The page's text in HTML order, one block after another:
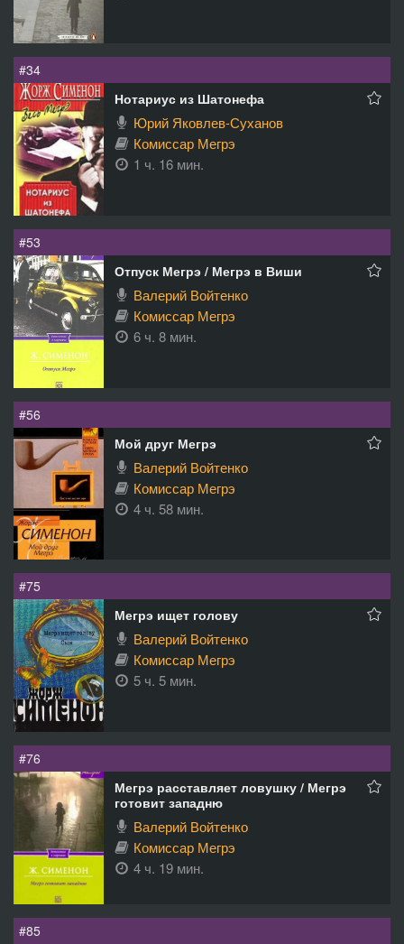
#34
Нотариус из Шатонефа
Юрий Яковлев-Суханов
Комиссар Мегрэ
1 ч. 16 мин.
#53
Отпуск Мегрэ / Мегрэ в Виши
Валерий Войтенко
Комиссар Мегрэ
6 ч. 8 мин.
#56
Мой друг Мегрэ
Валерий Войтенко
Комиссар Мегрэ
4 ч. 58 мин.
#75
Мегрэ ищет голову
Валерий Войтенко
Комиссар Мегрэ
5 ч. 5 мин.
#76
Мегрэ расставляет ловушку / Мегрэ
готовит западню
Валерий Войтенко
Комиссар Мегрэ
4 ч. 19 мин.
#85